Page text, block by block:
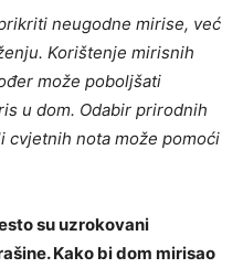
neugodne mirise, već
Korištenje mirisnih
može poboljšati
u dom. Odabir prirodnih
cvjetnih nota može pomoći
su uzrokovani
Kako bi dom mirisao